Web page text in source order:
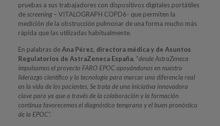
pruebas a sus trabajadores con dispositivos digitales portátiles
descreening– VITALOGRAPH COPD6- que permiten la
medición de la obstrucción pulmonar de una forma mucho más
rápida que las utilizadas habitualmente.
En palabras deAna Pérez, directora médica y de Asuntos
Regulatorios de AstraZeneca España, “desde AstraZeneca
impulsamos el proyecto FARO EPOC apoyándonos en nuestro
liderazgo científico y la tecnología para marcar una diferencia real
en la vida de los pacientes. Se trata de una iniciativa innovadora
clave para ya que a través de la colaboración y la formación
continua favorecemos el diagnóstico temprano y el buen pronóstico
de la EPOC”.